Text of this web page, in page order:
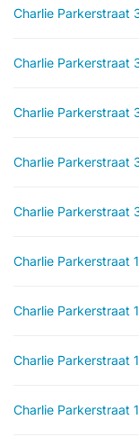
Charlie Parkerstraat
Charlie Parkerstraat
Charlie Parkerstraat
Charlie Parkerstraat
Charlie Parkerstraat
Charlie Parkerstraat
Charlie Parkerstraat
Charlie Parkerstraat
Charlie Parkerstraat